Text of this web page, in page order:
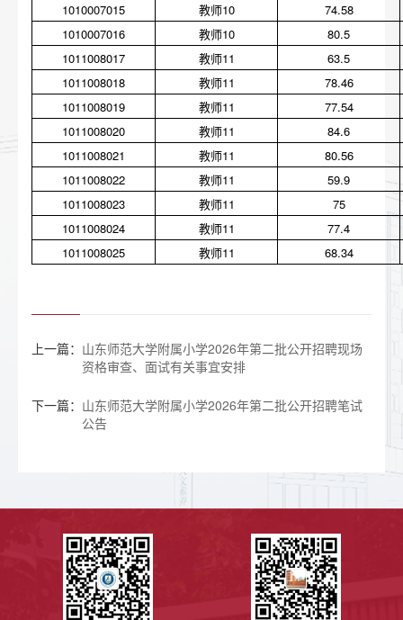
1010007015
教师10
74.58
1010007016
教师10
80.5
1011008017
教师11
63.5
1011008018
教师11
78.46
1011008019
教师11
77.54
1011008020
教师11
84.6
1011008021
教师11
80.56
1011008022
教师11
59.9
1011008023
教师11
75
1011008024
教师11
77.4
1011008025
教师11 68.34
上一篇： 山东师范大学附属小学2026年第二批公开招聘现场
资格审查、面试有关事宜安排
下一篇： 山东师范大学附属小学2026年第二批公开招聘笔试
公告